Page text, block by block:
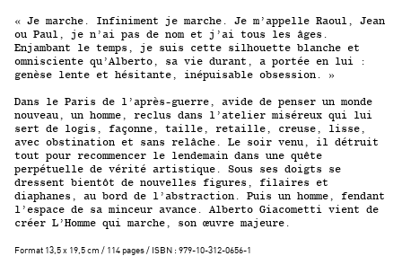
« Je marche. Infiniment je marche. Je m’appelle Raoul, Jean
ou Paul, je n’ai pas de nom et j’ai tous les âges.
Enjambant le temps, je suis cette silhouette blanche et
omnisciente qu’Alberto, sa vie durant, a portée en lui :
genèse lente et hésitante, inépuisable obsession. »
Dans le Paris de l’après-guerre, avide de penser un monde
nouveau, un homme, reclus dans l’atelier miséreux qui lui
sert de logis, façonne, taille, retaille, creuse, lisse,
avec obstination et sans relâche. Le soir venu, il détruit
tout pour recommencer le lendemain dans une quête
perpétuelle de vérité artistique. Sous ses doigts se
dressent bientôt de nouvelles figures, filaires et
diaphanes, au bord de l’abstraction. Puis un homme, fendant
l’espace de sa minceur avance. Alberto Giacometti vient de
créer L’Homme qui marche, son œuvre majeure.
Format 13,5 x 19,5 cm / 114 pages / ISBN : 979-10-312-0656-1